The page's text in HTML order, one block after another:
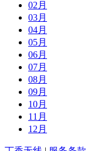
02月
03月
04月
05月
06月
07月
08月
09月
10月
11月
12月